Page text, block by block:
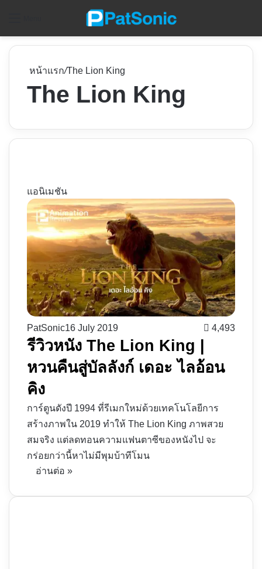
หน้าแรก/The Lion King
The Lion King
แอนิเมชัน
PatSonic16 July 2019 4,493
รีวิวหนัง The Lion King |
หวนคืนสู่บัลลังก์ เดอะ ไลอ้อน
คิง
การ์ตูนดังปี 1994 ที่รีเมกใหม่ด้วยเทคโนโลยีการ
สร้างภาพใน 2019 ทำให้ The Lion King ภาพสวย
สมจริง แต่ลดทอนความแฟนตาซีของหนังไป จะ
กร่อยกว่านี้หาไม่มีพุมบ้าทีโมน
อ่านต่อ »